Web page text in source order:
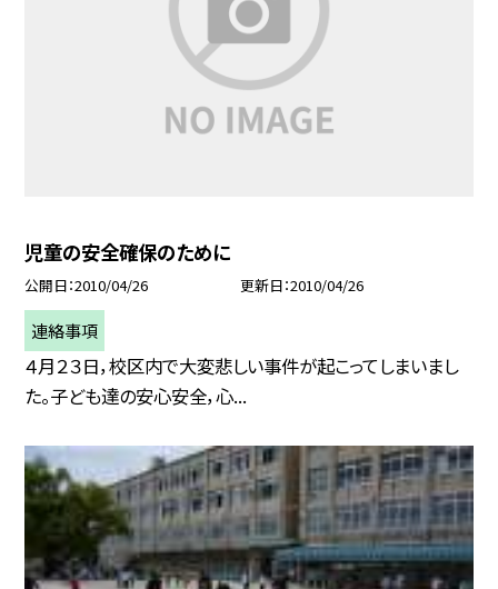
児童の安全確保のために
公開日 2010/04/26 更新日 2010/04/26
連絡事項
４月２３日，校区内で大変悲しい事件が起こってしまいまし
た。子ども達の安心安全，心...